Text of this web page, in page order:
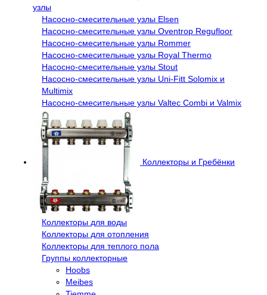
узлы
Насосно-смесительные узлы Elsen
Насосно-смесительные узлы Oventrop Regufloor
Насосно-смесительные узлы Rommer
Насосно-смесительные узлы Royal Thermo
Насосно-смесительные узлы Stout
Насосно-смесительные узлы Uni-Fitt Solomix и
Multimix
Насосно-смесительные узлы Valtec Combi и Valmix
Коллекторы и Гребёнки
Коллекторы для воды
Коллекторы для отопления
Коллекторы для теплого пола
Группы коллекторные
Hoobs
Meibes